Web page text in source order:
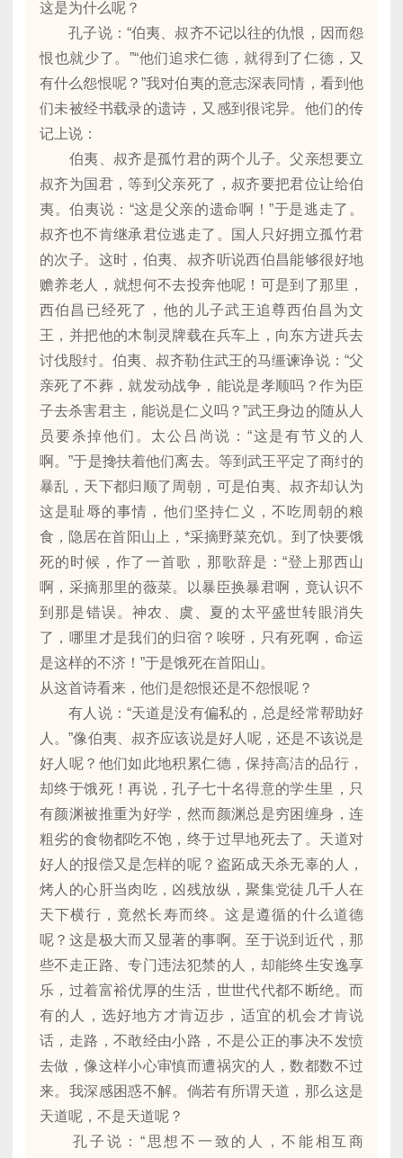
这是为什么呢？
孔子说：“伯夷、叔齐不记以往的仇恨，因而怨
恨也就少了。”“他们追求仁德，就得到了仁德，又
有什么怨恨呢？”我对伯夷的意志深表同情，看到他
们未被经书载录的遗诗，又感到很诧异。他们的传
记上说：
伯夷、叔齐是孤竹君的两个儿子。父亲想要立
叔齐为国君，等到父亲死了，叔齐要把君位让给伯
夷。伯夷说：“这是父亲的遗命啊！”于是逃走了。
叔齐也不肯继承君位逃走了。国人只好拥立孤竹君
的次子。这时，伯夷、叔齐听说西伯昌能够很好地
赡养老人，就想何不去投奔他呢！可是到了那里，
西伯昌已经死了，他的儿子武王追尊西伯昌为文
王，并把他的木制灵牌载在兵车上，向东方进兵去
讨伐殷纣。伯夷、叔齐勒住武王的马缰谏诤说：“父
亲死了不葬，就发动战争，能说是孝顺吗？作为臣
子去杀害君主，能说是仁义吗？”武王身边的随从人
员要杀掉他们。太公吕尚说：“这是有节义的人
啊。”于是搀扶着他们离去。等到武王平定了商纣的
暴乱，天下都归顺了周朝，可是伯夷、叔齐却认为
这是耻辱的事情，他们坚持仁义，不吃周朝的粮
食，隐居在首阳山上，*采摘野菜充饥。到了快要饿
死的时候，作了一首歌，那歌辞是：“登上那西山
啊，采摘那里的薇菜。以暴臣换暴君啊，竟认识不
到那是错误。神农、虞、夏的太平盛世转眼消失
了，哪里才是我们的归宿？唉呀，只有死啊，命运
是这样的不济！”于是饿死在首阳山。
从这首诗看来，他们是怨恨还是不怨恨呢？
有人说：“天道是没有偏私的，总是经常帮助好
人。”像伯夷、叔齐应该说是好人呢，还是不该说是
好人呢？他们如此地积累仁德，保持高洁的品行，
却终于饿死！再说，孔子七十名得意的学生里，只
有颜渊被推重为好学，然而颜渊总是穷困缠身，连
粗劣的食物都吃不饱，终于过早地死去了。天道对
好人的报偿又是怎样的呢？盗跖成天杀无辜的人，
烤人的心肝当肉吃，凶残放纵，聚集党徒几千人在
天下横行，竟然长寿而终。这是遵循的什么道德
呢？这是极大而又显著的事啊。至于说到近代，那
些不走正路、专门违法犯禁的人，却能终生安逸享
乐，过着富裕优厚的生活，世世代代都不断绝。而
有的人，选好地方才肯迈步，适宜的机会才肯说
话，走路，不敢经由小路，不是公正的事决不发愤
去做，像这样小心审慎而遭祸灾的人，数都数不过
来。我深感困惑不解。倘若有所谓天道，那么这是
天道呢，不是天道呢？
孔子说：“思想不一致的人，不能相互商